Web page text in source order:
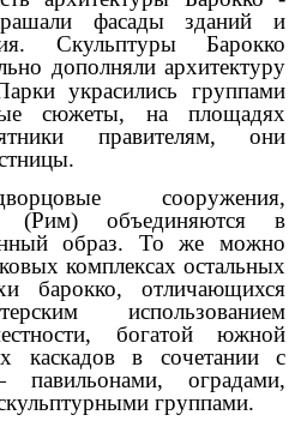
фасады зданий и
Скульптуры Барокко
дополняли архитектуру
украсились группами
сюжеты, на площадях
правителям, они
сооружения,
(Рим) объединяются в
образ. То же можно
комплексах остальных
барокко, отличающихся
использованием
богатой южной
каскадов в сочетании с
оградами,
группами.